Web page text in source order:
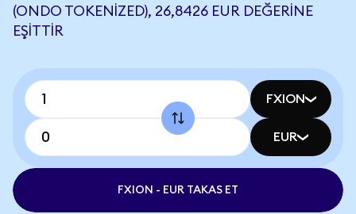
(ONDO TOKENIZED), 26,8426 EUR DEĞERINE
EŞITTIR
FXION
EUR
FXION - EUR TAKAS ET